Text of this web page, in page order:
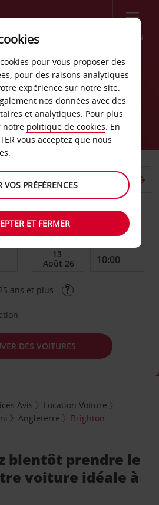
Menu
voiture à
agence de retour
DATE DE FIN
ans et plus
DES VOITURES
Avis
Location Voiture
Angleterre Brighton
bientôt prendre le
voiture idéale à
pour vous proposer des
pour des raisons analytiques
expérience sur notre site.
nos données avec des
et analytiques. Pour plus
notre politique de cookies. En
vous acceptez que nous
VOS PRÉFÉRENCES
ET FERMER